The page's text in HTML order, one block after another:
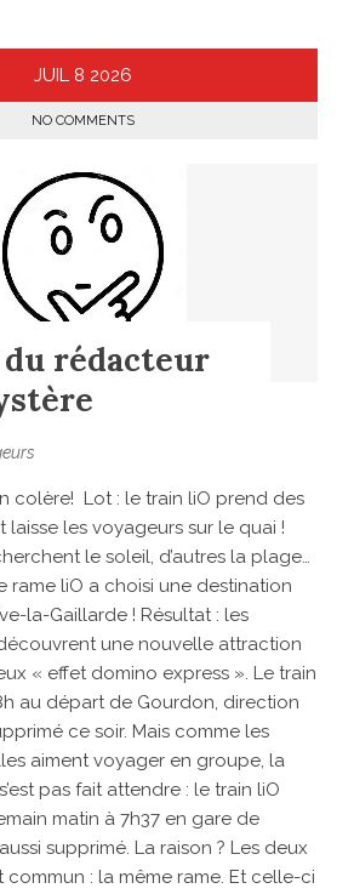
JUIL 8 2026
NO COMMENTS
rédacteur
colère! Lot : le train liO prend des
laisse les voyageurs sur le quai !
le soleil, d’autres la plage…
rame liO a choisi une destination
la-Gaillarde ! Résultat : les
une nouvelle attraction
« effet domino express ». Le train
au départ de Gourdon, direction
ce soir. Mais comme les
aiment voyager en groupe, la
pas fait attendre : le train liO
matin à 7h37 en gare de
supprimé. La raison ? Les deux
: la même rame. Et celle-ci